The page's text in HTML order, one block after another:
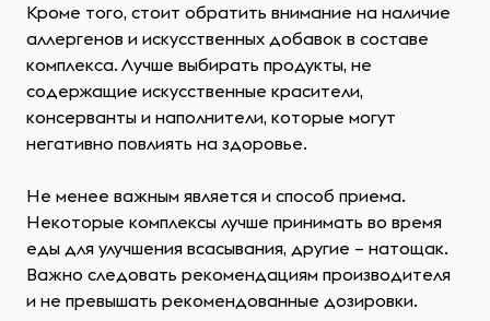
Кроме того, стоит обратить внимание на наличие
аллергенов и искусственных добавок в составе
комплекса. Лучше выбирать продукты, не
содержащие искусственные красители,
консерванты и наполнители, которые могут
негативно повлиять на здоровье.
Не менее важным является и способ приема.
Некоторые комплексы лучше принимать во время
еды для улучшения всасывания, другие – натощак.
Важно следовать рекомендациям производителя
и не превышать рекомендованные дозировки.